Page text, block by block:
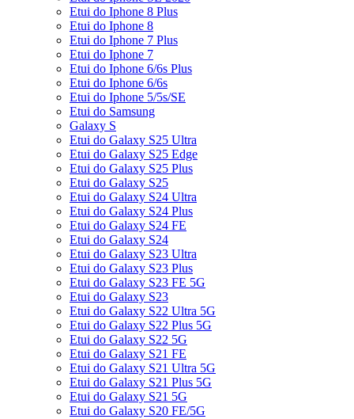
Etui do Iphone 8 Plus
Etui do Iphone 8
Etui do Iphone 7 Plus
Etui do Iphone 7
Etui do Iphone 6/6s Plus
Etui do Iphone 6/6s
Etui do Iphone 5/5s/SE
Etui do Samsung
Galaxy S
Etui do Galaxy S25 Ultra
Etui do Galaxy S25 Edge
Etui do Galaxy S25 Plus
Etui do Galaxy S25
Etui do Galaxy S24 Ultra
Etui do Galaxy S24 Plus
Etui do Galaxy S24 FE
Etui do Galaxy S24
Etui do Galaxy S23 Ultra
Etui do Galaxy S23 Plus
Etui do Galaxy S23 FE 5G
Etui do Galaxy S23
Etui do Galaxy S22 Ultra 5G
Etui do Galaxy S22 Plus 5G
Etui do Galaxy S22 5G
Etui do Galaxy S21 FE
Etui do Galaxy S21 Ultra 5G
Etui do Galaxy S21 Plus 5G
Etui do Galaxy S21 5G
Etui do Galaxy S20 FE/5G